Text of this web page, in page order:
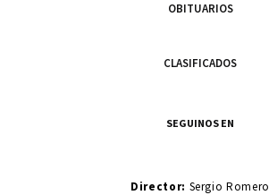
OBITUARIOS
CLASIFICADOS
SEGUINOS EN
Director: Sergio Romero